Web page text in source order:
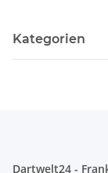
Kategorien
Dartwelt24 -